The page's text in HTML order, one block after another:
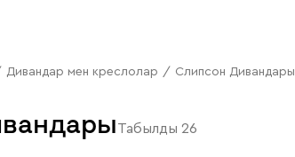
Дивандар мен креслолар / Слипсон Дивандары
Табылды 26